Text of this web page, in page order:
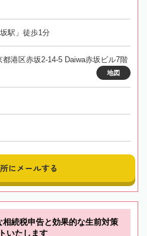
駅」徒歩1分
都港区赤坂2-14-5 Daiwa赤坂ビル7階
地図
にメールする
相続税申告と効果的な生前対策
いたします